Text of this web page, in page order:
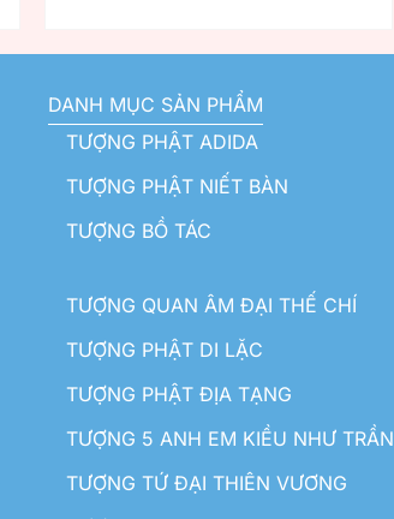
DANH MỤC SẢN PHẨM
TƯỢNG PHẬT ADIDA
TƯỢNG PHẬT NIẾT BÀN
TƯỢNG BỒ TÁC
TƯỢNG QUAN ÂM ĐẠI THẾ CHÍ
TƯỢNG PHẬT DI LẶC
TƯỢNG PHẬT ĐỊA TẠNG
TƯỢNG 5 ANH EM KIỀU NHƯ TRẦN
TƯỢNG TỨ ĐẠI THIÊN VƯƠNG